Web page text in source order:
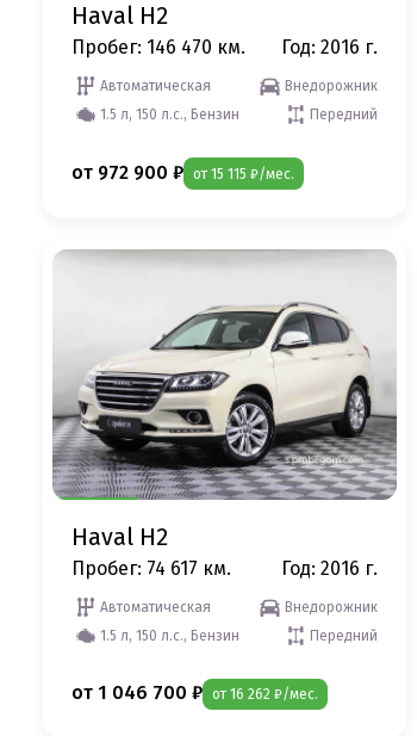
Haval H2
Пробег: 146 470 км. Год: 2016 г.
Автоматическая
Внедорожник
1.5 л, 150 л.с., Бензин
Передний
от 972 900 ₽ от 15 115 ₽/мес.
Haval H2
Пробег: 74 617 км. Год: 2016 г.
Автоматическая
Внедорожник
1.5 л, 150 л.с., Бензин
Передний
от 1 046 700 ₽ от 16 262 ₽/мес.